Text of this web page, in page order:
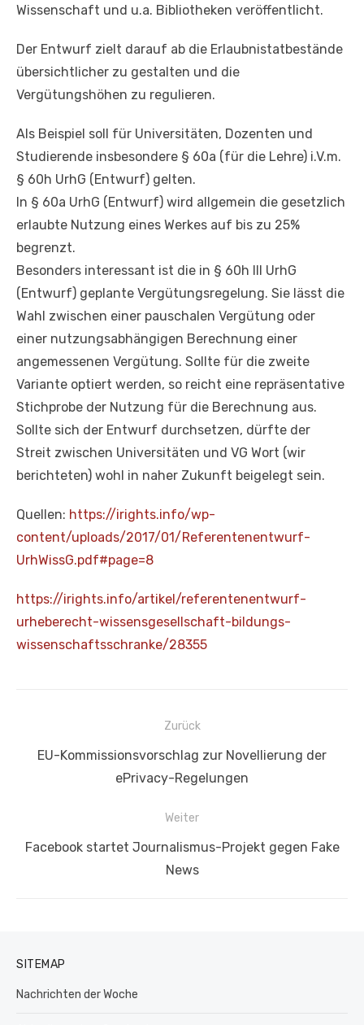
Wissenschaft und u.a. Bibliotheken veröffentlicht.
Der Entwurf zielt darauf ab die Erlaubnistatbestände
übersichtlicher zu gestalten und die
Vergütungshöhen zu regulieren.
Als Beispiel soll für Universitäten, Dozenten und
Studierende insbesondere § 60a (für die Lehre) i.V.m.
§ 60h UrhG (Entwurf) gelten.
In § 60a UrhG (Entwurf) wird allgemein die gesetzlich
erlaubte Nutzung eines Werkes auf bis zu 25%
begrenzt.
Besonders interessant ist die in § 60h III UrhG
(Entwurf) geplante Vergütungsregelung. Sie lässt die
Wahl zwischen einer pauschalen Vergütung oder
einer nutzungsabhängigen Berechnung einer
angemessenen Vergütung. Sollte für die zweite
Variante optiert werden, so reicht eine repräsentative
Stichprobe der Nutzung für die Berechnung aus.
Sollte sich der Entwurf durchsetzen, dürfte der
Streit zwischen Universitäten und VG Wort (wir
berichteten) wohl in naher Zukunft beigelegt sein.
Quellen: https://irights.info/wp-
content/uploads/2017/01/Referentenentwurf-
UrhWissG.pdf#page=8
https://irights.info/artikel/referentenentwurf-
urheberecht-wissensgesellschaft-bildungs-
wissenschaftsschranke/28355
Beitragsnavigation
Zurück
Vorheriger
EU-Kommissionsvorschlag zur Novellierung der
ePrivacy-Regelungen
Weiter
Nächster
Facebook startet Journalismus-Projekt gegen Fake
News
SITEMAP
Nachrichten der Woche